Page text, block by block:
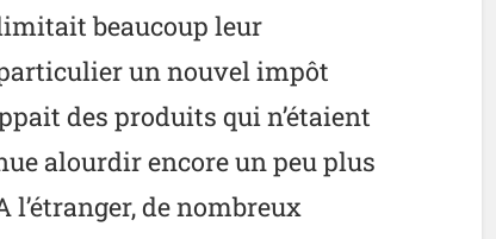
beaucoup leur
un nouvel impôt
des produits qui n’étaient
alourdir encore un peu plus
l’étranger, de nombreux